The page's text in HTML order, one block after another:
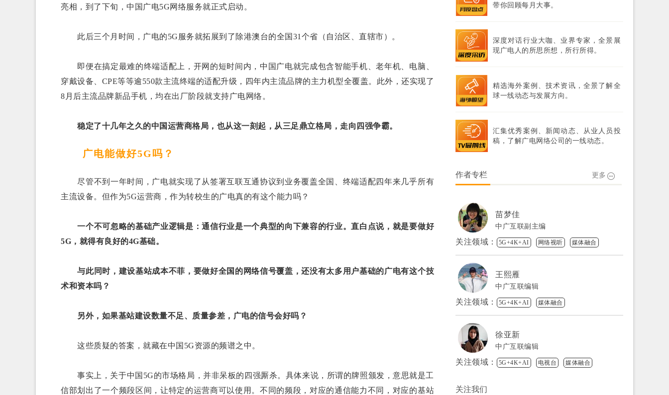
亮相，到了下旬，中国广电5G网络服务就正式启动。
此后三个月时间，广电的5G服务就拓展到了除港澳台的全国31个省（自治区、直辖市）。
即便在搞定最难的终端适配上，开网的短时间内，中国广电就完成包含智能手机、老年机、电脑、
穿戴设备、CPE等等逾550款主流终端的适配升级，四年内主流品牌的主力机型全覆盖。此外，还实现了
8月后主流品牌新品手机，均在出厂阶段就支持广电网络。
稳定了十几年之久的中国运营商格局，也从这一刻起，从三足鼎立格局，走向四强争霸。
广电能做好5G吗？
尽管不到一年时间，广电就实现了从签署互联互通协议到业务覆盖全国、终端适配四年来几乎所有
主流设备。但作为5G运营商，作为转校生的广电真的有这个能力吗？
一个不可忽略的基础产业逻辑是：通信行业是一个典型的向下兼容的行业。直白点说，就是要做好
5G，就得有良好的4G基础。
与此同时，建设基站成本不菲，要做好全国的网络信号覆盖，还没有太多用户基础的广电有这个技
术和资本吗？
另外，如果基站建设数量不足、质量参差，广电的信号会好吗？
这些质疑的答案，就藏在中国5G资源的频谱之中。
事实上，关于中国5G的市场格局，并非呆板的四强厮杀。具体来说，所谓的牌照颁发，意思就是工
信部划出了一个频段区间，让特定的运营商可以使用。不同的频段，对应的通信能力不同，对应的基站
带你回顾每月大事。
深度对话行业大咖、业界专家，全景展
现广电人的所思所想，所行所得。
精选海外案例、技术资讯，全景了解全
球一线动态与发展方向。
汇集优秀案例、新闻动态、从业人员投
稿，了解广电网络公司的一线动态。
作者专栏 更多
苗梦佳
中广互联副主编
关注领域： 5G+4K+AI 网络视听 媒体融合
王熙雁
中广互联编辑
关注领域： 5G+4K+AI 媒体融合
徐亚新
中广互联编辑
关注领域： 5G+4K+AI 电视台 媒体融合
关注我们